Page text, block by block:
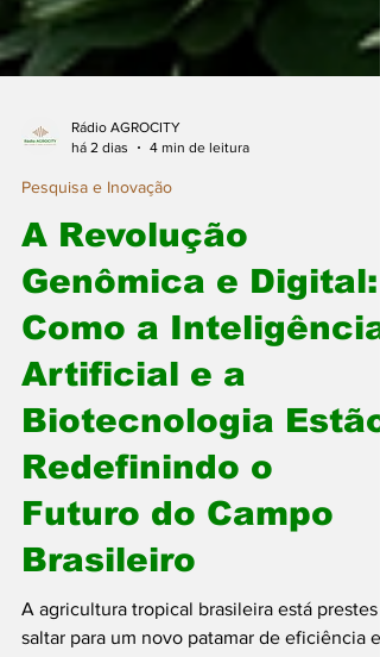
há 2 dias
4 min de leitura
Pesquisa e Inovação
A Revolução
Genômica e Digital:
Como a Inteligência
Artificial e a
Biotecnologia Estão
Redefinindo o
Futuro do Campo
Brasileiro
A agricultura tropical brasileira está prestes